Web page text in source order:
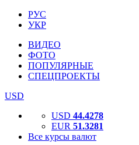
РУС
УКР
ВИДЕО
ФОТО
ПОПУЛЯРНЫЕ
СПЕЦПРОЕКТЫ
USD
USD 44.4278
EUR 51.3281
Все курсы валют